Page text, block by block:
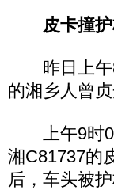
皮卡撞
昨日上午8
的湘乡人曾
上午9时08
湘C81737的
后，车头被